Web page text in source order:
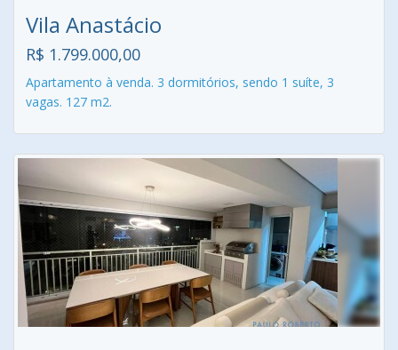
Vila Anastácio
R$ 1.799.000,00
Apartamento à venda. 3 dormitórios, sendo 1 suíte, 3
vagas. 127 m2.